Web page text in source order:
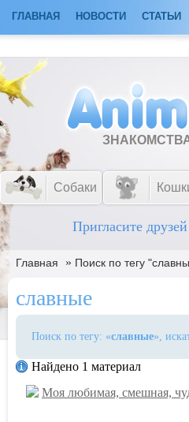
ГЛАВНАЯ НОВОСТИ СТАТЬИ
Собаки
Пригласите
Главная » Поиск по тегу
славные
Поиск по тегу: «славные»,
Найдено 1 материал
Моя любимая, смешная,